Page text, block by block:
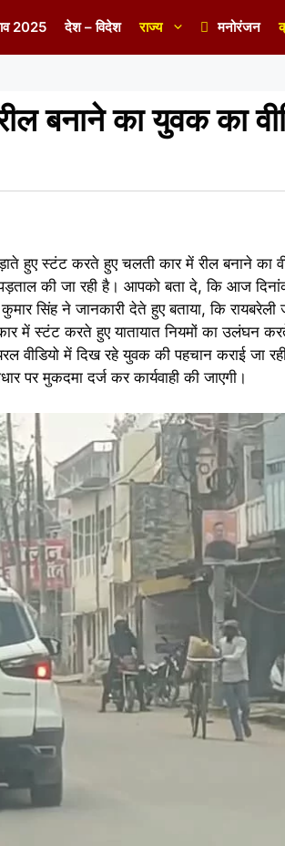
2025 देश – विदेश राज्य मनोरंजन
बनाने का युवक का
हुए स्टंट करते हुए चलती कार में रील बनाने का
की जा रही है। आपको बता दे, कि आज
सिंह ने जानकारी देते हुए बताया, कि
में स्टंट करते हुए यातायात नियमों का उलंघन
वीडियो में दिख रहे युवक की पहचान कराई जा
पर मुकदमा दर्ज कर कार्यवाही की जाएगी।